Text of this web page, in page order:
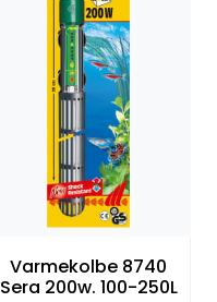
Varmekolbe 8740
Sera 200w. 100-250L